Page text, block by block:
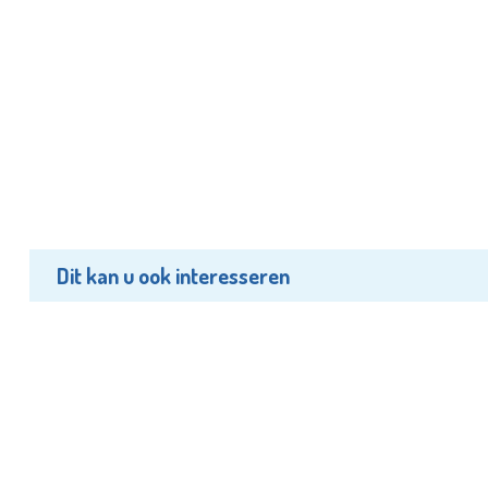
Dit kan u ook interesseren